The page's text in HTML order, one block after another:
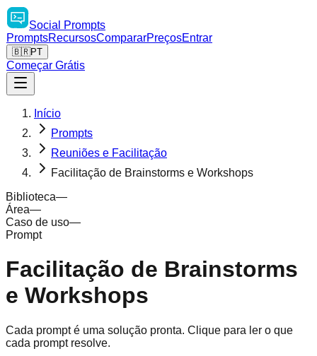
Social
Prompts
PromptsRecursosCompararPreçosEntrar
🇧🇷PT
Começar Grátis
Início
Prompts
Reuniões e Facilitação
Facilitação de Brainstorms e Workshops
Biblioteca—
Área—
Caso de uso—
Prompt
Facilitação de Brainstorms
e Workshops
Cada prompt é uma solução pronta. Clique para ler o que
cada prompt resolve.